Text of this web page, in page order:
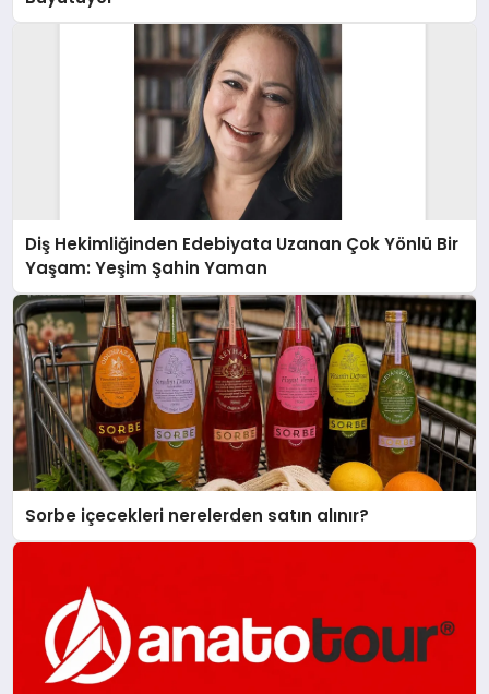
Diş Hekimliğinden Edebiyata Uzanan Çok Yönlü Bir
Yaşam: Yeşim Şahin Yaman
Sorbe içecekleri nerelerden satın alınır?